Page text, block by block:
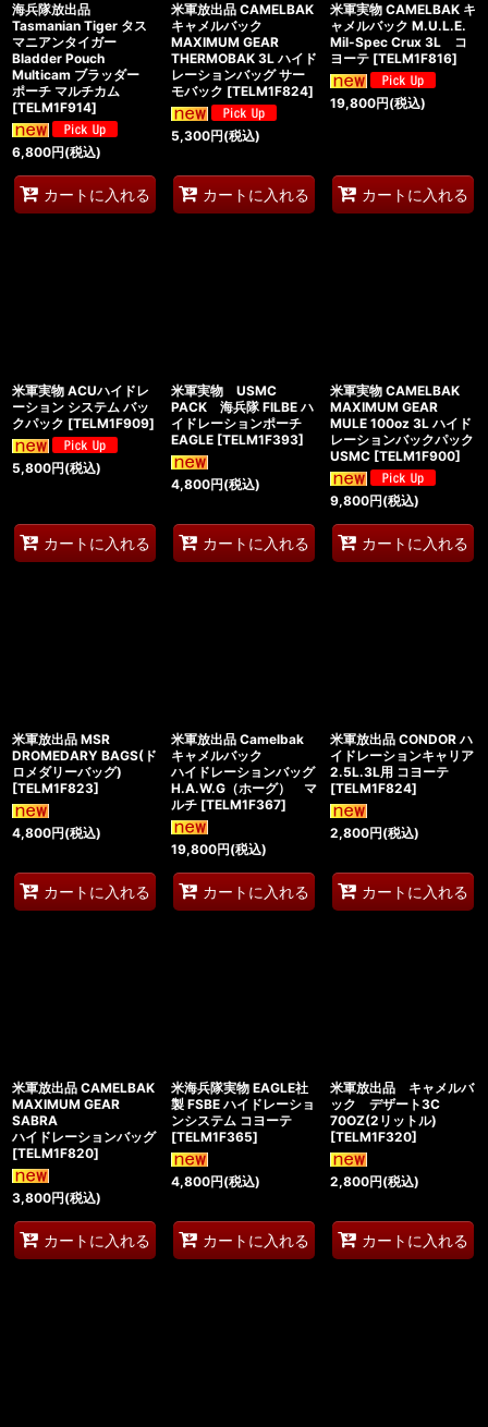
海兵隊放出品
Tasmanian Tiger タス
マニアンタイガー
Bladder Pouch
Multicam ブラッダー
ポーチ マルチカム
[TELM1F914]
6,800円(税込)
カートに入れる
米軍放出品 CAMELBAK
キャメルバック
MAXIMUM GEAR
THERMOBAK 3L ハイド
レーションバッグ サー
モバック [TELM1F824]
5,300円(税込)
カートに入れる
米軍実物 CAMELBAK キ
ャメルバック M.U.L.E.
Mil-Spec Crux 3L コ
ヨーテ [TELM1F816]
19,800円(税込)
カートに入れる
米軍実物 ACUハイドレ
ーション システム バッ
クパック [TELM1F909]
5,800円(税込)
カートに入れる
米軍実物 USMC
PACK 海兵隊 FILBE ハ
イドレーションポーチ
EAGLE [TELM1F393]
4,800円(税込)
カートに入れる
米軍実物 CAMELBAK
MAXIMUM GEAR
MULE 100oz 3L ハイド
レーションバックパック
USMC [TELM1F900]
9,800円(税込)
カートに入れる
米軍放出品 MSR
DROMEDARY BAGS(ド
ロメダリーバッグ)
[TELM1F823]
4,800円(税込)
カートに入れる
米軍放出品 Camelbak
キャメルバック
ハイドレーションバッグ
H.A.W.G（ホーグ） マ
ルチ [TELM1F367]
19,800円(税込)
カートに入れる
米軍放出品 CONDOR ハ
イドレーションキャリア
2.5L.3L用 コヨーテ
[TELM1F824]
2,800円(税込)
カートに入れる
米軍放出品 CAMELBAK
MAXIMUM GEAR
SABRA
ハイドレーションバッグ
[TELM1F820]
3,800円(税込)
カートに入れる
米海兵隊実物 EAGLE社
製 FSBE ハイドレーショ
ンシステム コヨーテ
[TELM1F365]
4,800円(税込)
カートに入れる
米軍放出品 キャメルバ
ック デザート3C
70OZ(2リットル)
[TELM1F320]
2,800円(税込)
カートに入れる